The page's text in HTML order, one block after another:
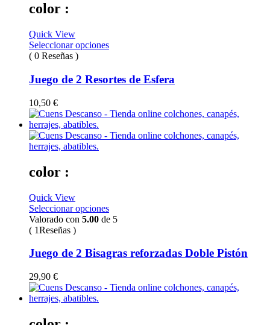
color :
Quick View
Seleccionar opciones
( 0 Reseñas )
Juego de 2 Resortes de Esfera
10,50 €
color :
Quick View
Seleccionar opciones
Valorado con 5.00 de 5
( 1Reseñas )
Juego de 2 Bisagras reforzadas Doble Pistón
29,90 €